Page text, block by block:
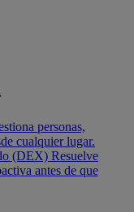
personas,
cualquier lugar.
(DEX) Resuelve
antes de que